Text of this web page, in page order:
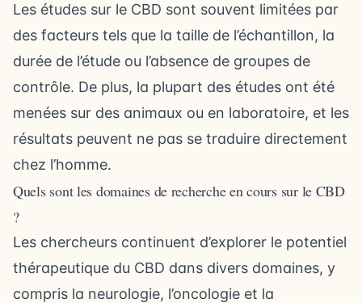
Les études sur le CBD sont souvent limitées par
des facteurs tels que la taille de l’échantillon, la
durée de l’étude ou l’absence de groupes de
contrôle. De plus, la plupart des études ont été
menées sur des animaux ou en laboratoire, et les
résultats peuvent ne pas se traduire directement
chez l’homme.
Quels sont les domaines de recherche en cours sur le CBD
?
Les chercheurs continuent d’explorer le potentiel
thérapeutique du CBD dans divers domaines, y
compris la neurologie, l’oncologie et la